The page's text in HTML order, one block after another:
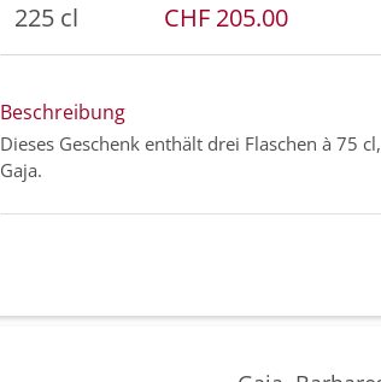
225 cl CHF 205.00
Beschreibung
Dieses Geschenk enthält drei Flaschen à 75
Gaja.